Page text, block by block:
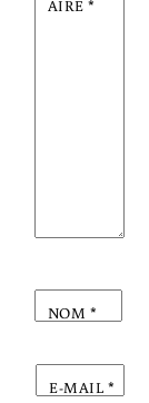
AIRE*
NOM *
E-MAIL *